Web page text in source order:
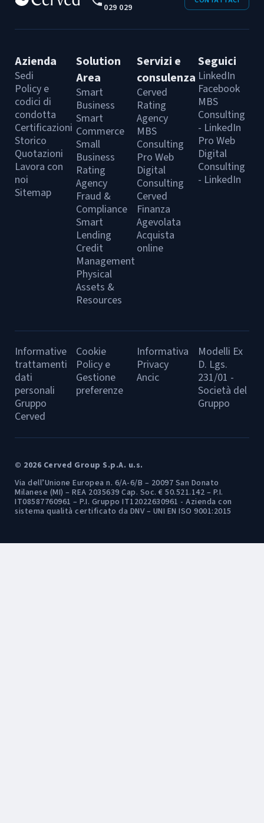
029 029
Azienda
Sedi
Policy e
codici di
condotta
Certificazioni
Storico
Quotazioni
Lavora con
noi
Sitemap
Solution
Area
Smart
Business
Smart
Commerce
Small
Business
Rating
Agency
Fraud &
Compliance
Smart
Lending
Credit
Management
Physical
Assets &
Resources
Servizi e
consulenza
Cerved
Rating
Agency
MBS
Consulting
Pro Web
Digital
Consulting
Cerved
Finanza
Agevolata
Acquista
online
Seguici
LinkedIn
Facebook
MBS
Consulting
- LinkedIn
Pro Web
Digital
Consulting
- LinkedIn
Informative
trattamenti
dati
personali
Gruppo
Cerved
Cookie
Policy e
Gestione
preferenze
Informativa
Privacy
Ancic
Modelli Ex
D. Lgs.
231/01 -
Società del
Gruppo
© 2026 Cerved Group S.p.A. u.s.
Via dell’Unione Europea n. 6/A-6/B – 20097 San Donato
Milanese (MI) – REA 2035639 Cap. Soc. € 50.521.142 – P.I.
IT08587760961 – P.I. Gruppo IT12022630961 - Azienda con
sistema qualità certificato da DNV – UNI EN ISO 9001:2015